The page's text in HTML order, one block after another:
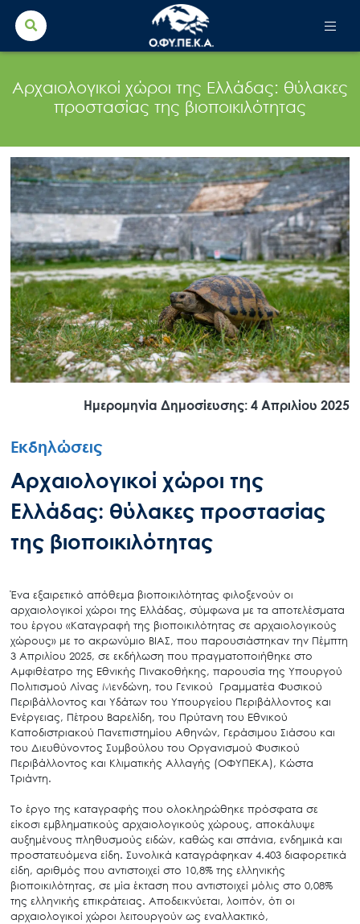
Search
for:
Αρχαιολογικοί χώροι της Ελλάδας: θύλακες
προστασίας της βιοποικιλότητας
Ημερομηνία Δημοσίευσης: 4 Απριλίου 2025
Εκδηλώσεις
Αρχαιολογικοί χώροι της
Ελλάδας: θύλακες προστασίας
της βιοποικιλότητας
Ένα εξαιρετικό απόθεμα βιοποικιλότητας φιλοξενούν οι
αρχαιολογικοί χώροι της Ελλάδας, σύμφωνα με τα αποτελέσματα
του έργου «Καταγραφή της βιοποικιλότητας σε αρχαιολογικούς
χώρους» με το ακρωνύμιο ΒΙΑΣ, που παρουσιάστηκαν την Πέμπτη
3 Απριλίου 2025, σε εκδήλωση που πραγματοποιήθηκε στο
Αμφιθέατρο της Εθνικής Πινακοθήκης, παρουσία της Υπουργού
Πολιτισμού Λίνας Μενδώνη, του Γενικού Γραμματέα Φυσικού
Περιβάλλοντος και Υδάτων του Υπουργείου Περιβάλλοντος και
Ενέργειας, Πέτρου Βαρελίδη, του Πρύτανη του Εθνικού
Καποδιστριακού Πανεπιστημίου Αθηνών, Γεράσιμου Σιάσου και
του Διευθύνοντος Συμβούλου του Οργανισμού Φυσικού
Περιβάλλοντος και Κλιματικής Αλλαγής (ΟΦΥΠΕΚΑ), Κώστα
Τριάντη.
Το έργο της καταγραφής που ολοκληρώθηκε πρόσφατα σε
είκοσι εμβληματικούς αρχαιολογικούς χώρους, αποκάλυψε
αυξημένους πληθυσμούς ειδών, καθώς και σπάνια, ενδημικά και
προστατευόμενα είδη. Συνολικά καταγράφηκαν 4.403 διαφορετικά
είδη, αριθμός που αντιστοιχεί στο 10,8% της ελληνικής
βιοποικιλότητας, σε μία έκταση που αντιστοιχεί μόλις στο 0,08%
της ελληνικής επικράτειας. Αποδεικνύεται, λοιπόν, ότι οι
αρχαιολογικοί χώροι λειτουργούν ως εναλλακτικό,